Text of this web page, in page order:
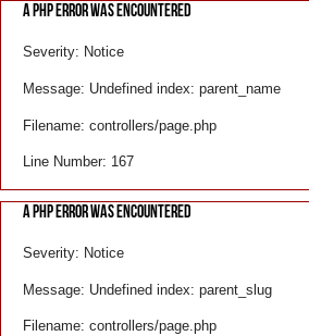
A PHP ERROR WAS ENCOUNTERED
Severity: Notice
Message: Undefined index: parent_name
Filename: controllers/page.php
Line Number: 167
A PHP ERROR WAS ENCOUNTERED
Severity: Notice
Message: Undefined index: parent_slug
Filename: controllers/page.php